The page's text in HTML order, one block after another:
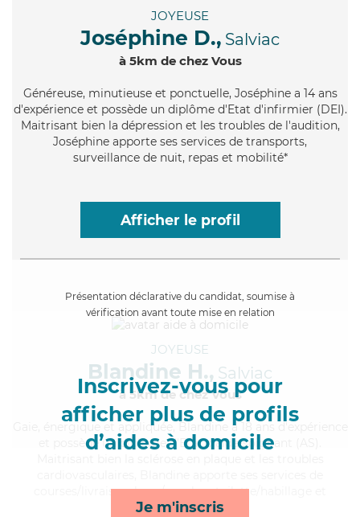
JOYEUSE
Joséphine D., Salviac
à 5km de chez Vous
Généreuse, minutieuse et ponctuelle, Joséphine a 14 ans
d'expérience et possède un diplôme d'Etat d'infirmier (DEI).
Maitrisant bien la dépression et les troubles de l'audition,
Joséphine apporte ses services de transports,
surveillance de nuit, repas et mobilité*
Afficher le profil
Présentation déclarative du candidat, soumise à
vérification avant toute mise en relation
Inscrivez-vous pour
afficher plus de profils
d’aides à domicile
Je m'inscris
JOYEUSE
Blandine H., Salviac
à 5km de chez Vous
, énergique et appliquée, Blandine a 18 ans d'expérience
et possède un diplôme d'Etat d'aide-soignant (AS).
courses/livraison, lever/coucher, toilette/habillage et
ménage*